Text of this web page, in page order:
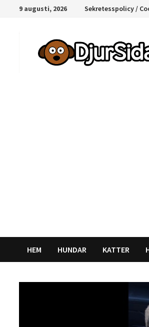
Hoppa9 augusti, 2026 Sekretesspolicy /
HEM HUNDAR KATTER